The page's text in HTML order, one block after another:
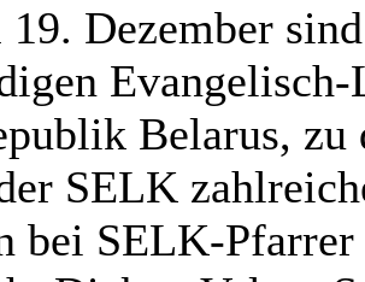
19. Dezember
Belarus, zu
SELK
bei SELK-Pfarrer